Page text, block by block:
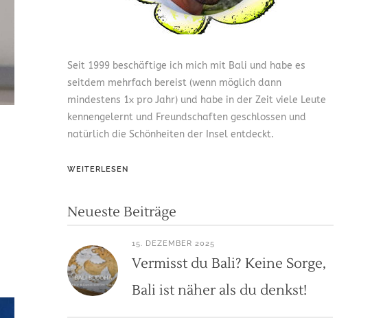
Seit 1999 beschäftige ich mich mit Bali und habe es
seitdem mehrfach bereist (wenn möglich dann
mindestens 1x pro Jahr) und habe in der Zeit viele Leute
kennengelernt und Freundschaften geschlossen und
natürlich die Schönheiten der Insel entdeckt.
WEITERLESEN
Neueste Beiträge
15. DEZEMBER 2025
Vermisst du Bali? Keine Sorge,
Bali ist näher als du denkst!